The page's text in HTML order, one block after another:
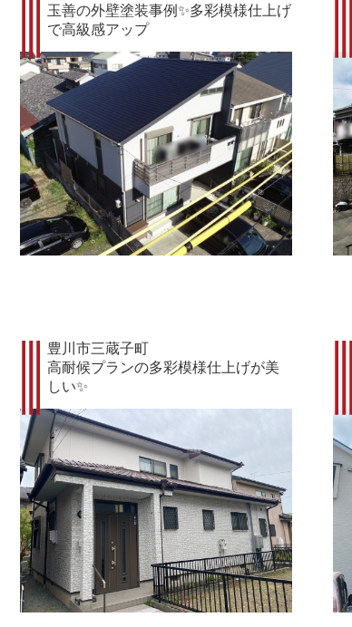
玉善の外壁塗装事例✨多彩模様仕上げ
で高級感アップ
豊川市三蔵子町
高耐候プランの多彩模様仕上げが美
しい✨